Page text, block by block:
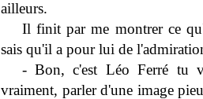
ailleurs.
Il finit par me montrer ce
sais qu'il a pour lui de
- Bon, c'est Léo Ferré tu
vraiment, parler d'une image